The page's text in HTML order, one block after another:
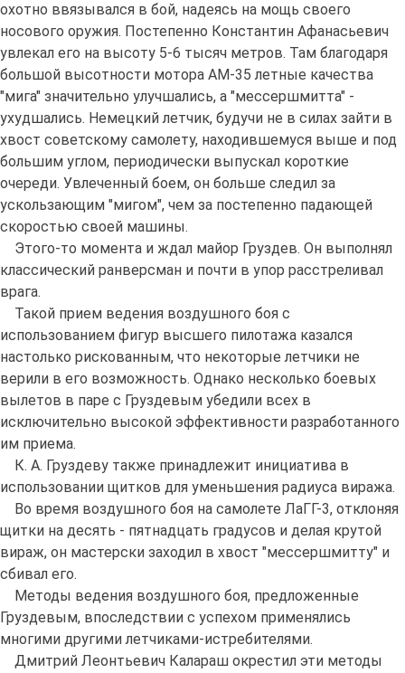
охотно ввязывался в бой, надеясь на мощь своего
носового оружия. Постепенно Константин Афанасьевич
увлекал его на высоту 5-6 тысяч метров. Там благодаря
большой высотности мотора АМ-35 летные качества
"мига" значительно улучшались, а "мессершмитта" -
ухудшались. Немецкий летчик, будучи не в силах зайти в
хвост советскому самолету, находившемуся выше и под
большим углом, периодически выпускал короткие
очереди. Увлеченный боем, он больше следил за
ускользающим "мигом", чем за постепенно падающей
скоростью своей машины.
Этого-то момента и ждал майор Груздев. Он выполнял
классический ранверсман и почти в упор расстреливал
врага.
Такой прием ведения воздушного боя с
использованием фигур высшего пилотажа казался
настолько рискованным, что некоторые летчики не
верили в его возможность. Однако несколько боевых
вылетов в паре с Груздевым убедили всех в
исключительно высокой эффективности разработанного
им приема.
К. А. Груздеву также принадлежит инициатива в
использовании щитков для уменьшения радиуса виража.
Во время воздушного боя на самолете ЛаГГ-3, отклоняя
щитки на десять - пятнадцать градусов и делая крутой
вираж, он мастерски заходил в хвост "мессершмитту" и
сбивал его.
Методы ведения воздушного боя, предложенные
Груздевым, впоследствии с успехом применялись
многими другими летчиками-истребителями.
Дмитрий Леонтьевич Калараш окрестил эти методы